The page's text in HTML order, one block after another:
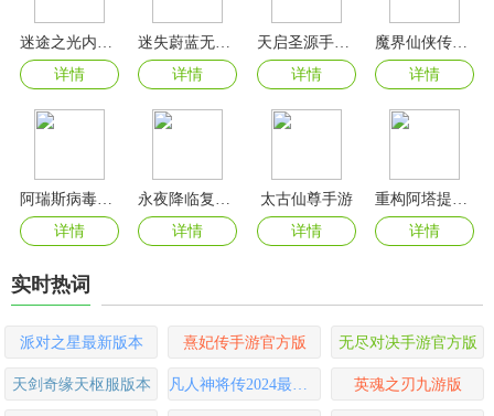
详情
详情
天启圣源手游官方版
详情
详情
阿瑞斯病毒2无限资源版
详情
详情
太古仙尊手游
详情
详情
实时热词
派对之星最新版本 熹妃传手游官方版 无尽对决手游官方版
天剑奇缘天枢服版本 英魂之刃九游版